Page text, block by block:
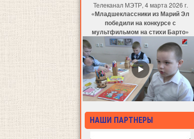
Телеканал МЭТР, 4 марта 2026 г.
«Младшеклассники из Марий Эл
победили на конкурсе с
мультфильмом на стихи Барто»
НАШИ ПАРТНЕРЫ